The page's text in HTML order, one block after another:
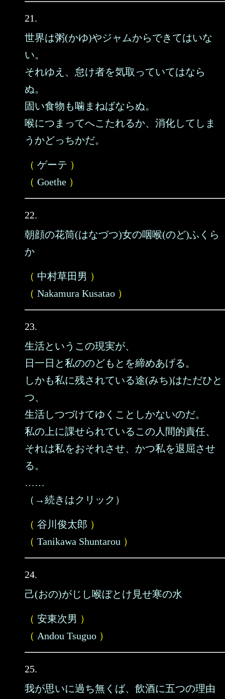
21.
世界は粥(かゆ)やジャムからできてはいな
い。
それゆえ、怠け者を気取っていてはなら
ぬ。
固い食物も噛まねばならぬ。
喉につまってへこたれるか、消化してしま
うかどっちかだ。
（ ゲーテ ）
（ Goethe ）
22.
朝顔の花筒(はなづつ)女の咽喉(のど)ふくら
か
（ 中村草田男 ）
（ Nakamura Kusatao ）
23.
生活というこの現実が、
日一日と私ののどもとを締めあげる。
しかも私に残されている途(みち)はただひと
つ、
生活しつづけてゆくことしかないのだ。
私の上に課せられているこの人間的責任、
それは私をおそれさせ、かつ私を退屈させ
る。
……
（→続きはクリック）
（ 谷川俊太郎 ）
（ Tanikawa Shuntarou ）
24.
己(おの)がじし喉ぼとけ見せ寒の水
（ 安東次男 ）
（ Andou Tsuguo ）
25.
我が思いに過ち無くば、飲酒に五つの理由